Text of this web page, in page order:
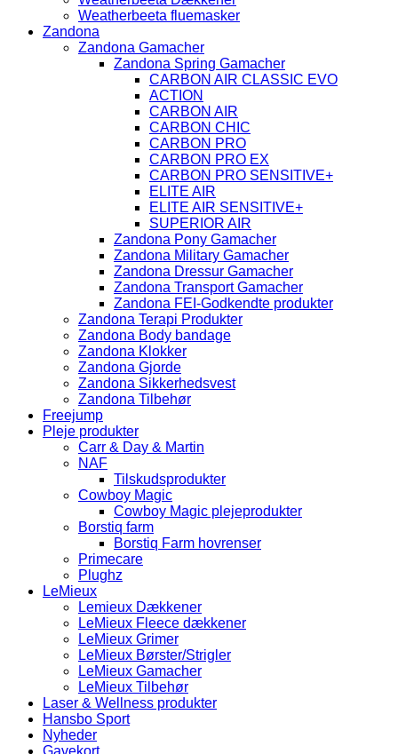
Weatherbeeta fluemasker
Zandona
Zandona Gamacher
Zandona Spring Gamacher
CARBON AIR CLASSIC EVO
ACTION
CARBON AIR
CARBON CHIC
CARBON PRO
CARBON PRO EX
CARBON PRO SENSITIVE+
ELITE AIR
ELITE AIR SENSITIVE+
SUPERIOR AIR
Zandona Pony Gamacher
Zandona Military Gamacher
Zandona Dressur Gamacher
Zandona Transport Gamacher
Zandona FEI-Godkendte produkter
Zandona Terapi Produkter
Zandona Body bandage
Zandona Klokker
Zandona Gjorde
Zandona Sikkerhedsvest
Zandona Tilbehør
Freejump
Pleje produkter
Carr & Day & Martin
NAF
Tilskudsprodukter
Cowboy Magic
Cowboy Magic plejeprodukter
Borstiq farm
Borstiq Farm hovrenser
Primecare
Plughz
LeMieux
Lemieux Dækkener
LeMieux Fleece dækkener
LeMieux Grimer
LeMieux Børster/Strigler
LeMieux Gamacher
LeMieux Tilbehør
Laser & Wellness produkter
Hansbo Sport
Nyheder
Gavekort